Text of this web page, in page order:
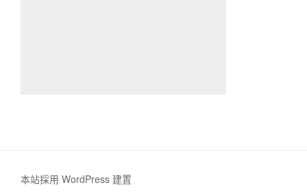
本站採用 WordPress 建置